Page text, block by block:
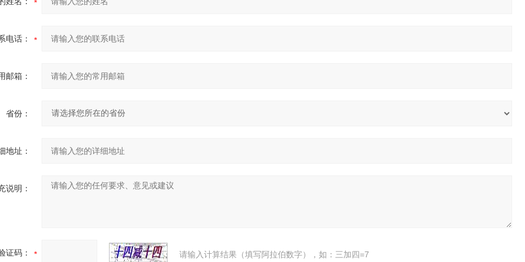
电话：
邮箱：
省份：
地址：
说明：
证码： 请输入计算结果（填写阿拉伯数字），如：三加四=7